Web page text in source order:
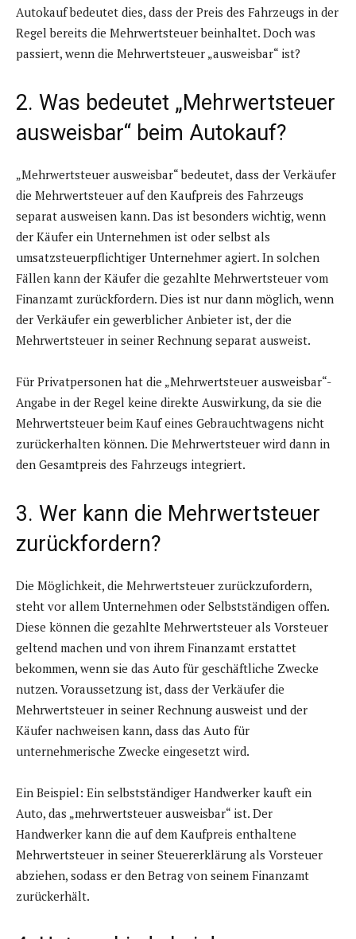
Autokauf bedeutet dies, dass der Preis des Fahrzeugs in der
Regel bereits die Mehrwertsteuer beinhaltet. Doch was
passiert, wenn die Mehrwertsteuer „ausweisbar“ ist?
2. Was bedeutet „Mehrwertsteuer
ausweisbar“ beim Autokauf?
„Mehrwertsteuer ausweisbar“ bedeutet, dass der Verkäufer
die Mehrwertsteuer auf den Kaufpreis des Fahrzeugs
separat ausweisen kann. Das ist besonders wichtig, wenn
der Käufer ein Unternehmen ist oder selbst als
umsatzsteuerpflichtiger Unternehmer agiert. In solchen
Fällen kann der Käufer die gezahlte Mehrwertsteuer vom
Finanzamt zurückfordern. Dies ist nur dann möglich, wenn
der Verkäufer ein gewerblicher Anbieter ist, der die
Mehrwertsteuer in seiner Rechnung separat ausweist.
Für Privatpersonen hat die „Mehrwertsteuer ausweisbar“-
Angabe in der Regel keine direkte Auswirkung, da sie die
Mehrwertsteuer beim Kauf eines Gebrauchtwagens nicht
zurückerhalten können. Die Mehrwertsteuer wird dann in
den Gesamtpreis des Fahrzeugs integriert.
3. Wer kann die Mehrwertsteuer
zurückfordern?
Die Möglichkeit, die Mehrwertsteuer zurückzufordern,
steht vor allem Unternehmen oder Selbstständigen offen.
Diese können die gezahlte Mehrwertsteuer als Vorsteuer
geltend machen und von ihrem Finanzamt erstattet
bekommen, wenn sie das Auto für geschäftliche Zwecke
nutzen. Voraussetzung ist, dass der Verkäufer die
Mehrwertsteuer in seiner Rechnung ausweist und der
Käufer nachweisen kann, dass das Auto für
unternehmerische Zwecke eingesetzt wird.
Ein Beispiel: Ein selbstständiger Handwerker kauft ein
Auto, das „mehrwertsteuer ausweisbar“ ist. Der
Handwerker kann die auf dem Kaufpreis enthaltene
Mehrwertsteuer in seiner Steuererklärung als Vorsteuer
abziehen, sodass er den Betrag von seinem Finanzamt
zurückerhält.